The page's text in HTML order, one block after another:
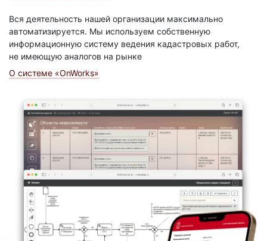
Вся деятельность нашей организации максимально
автоматизируется. Мы используем собственную
информационную систему ведения кадастровых работ,
не имеющую аналогов на рынке
О системе «OnWorks»